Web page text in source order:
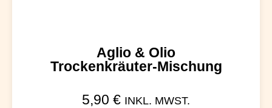
Aglio & Olio
Trockenkräuter-Mischung
5,90 € INKL. MWST.